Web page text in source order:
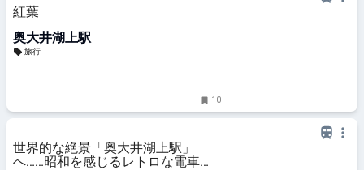
紅葉
奥大井湖上駅
旅行
10
世界的な絶景「奥大井湖上駅」
へ……昭和を感じるレトロな電車